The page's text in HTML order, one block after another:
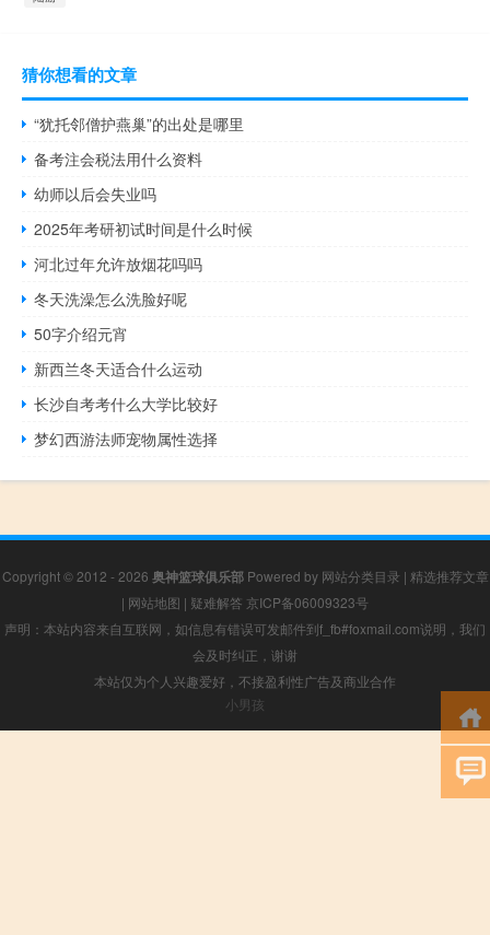
猜你想看的文章
“犹托邻僧护燕巢”的出处是哪里
备考注会税法用什么资料
幼师以后会失业吗
2025年考研初试时间是什么时候
河北过年允许放烟花吗吗
冬天洗澡怎么洗脸好呢
50字介绍元宵
新西兰冬天适合什么运动
长沙自考考什么大学比较好
梦幻西游法师宠物属性选择
Copyright © 2012 - 2026 奥神篮球俱乐部Powered by 网站分类目录 | 精选推荐文章
| 网站地图 | 疑难解答 京ICP备06009323号
声明：本站内容来自互联网，如信息有错误可发邮件到f_fb#foxmail.com说明，我们
会及时纠正，谢谢
本站仅为个人兴趣爱好，不接盈利性广告及商业合作
小男孩